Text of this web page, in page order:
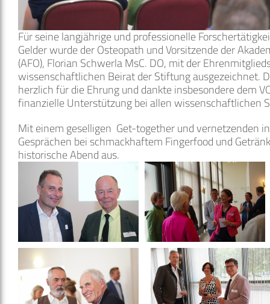
Für seine langjährige und professionelle
Gelder wurde der Osteopath und Vorsitzende der
(AFO), Florian Schwerla MsC. DO, mit der
wissenschaftlichen Beirat der Stiftung ausgezeichnet.
herzlich für die Ehrung und dankte insbesondere dem
finanzielle Unterstützung bei allen wissenschaftlichen
Mit einem geselligen Get-together und vernetzenden
Gesprächen bei schmackhaftem Fingerfood und
historische Abend aus.